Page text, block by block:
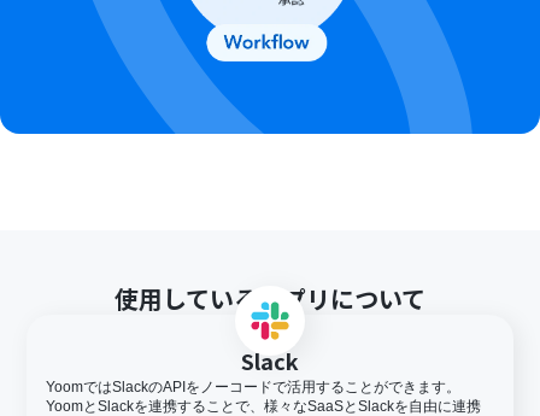
使用しているアプリについて
Slack
YoomではSlackのAPIをノーコードで活用することができます。
YoomとSlackを連携することで、様々なSaaSとSlackを自由に連携